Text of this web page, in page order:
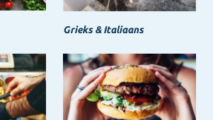
Grieks & Italiaans